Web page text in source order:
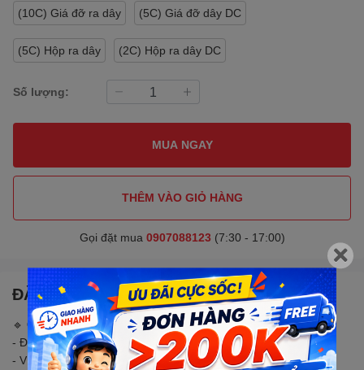
(10C) Giá đỡ ra dây (5C) Giá đỡ dây DC
(5C) Hộp ra dây (2C) Hộp ra dây DC
Số lượng:
MUA NGAY
THÊM VÀO GIỎ HÀNG
Gọi đặt mua 0907088123 (7:30 - 17:00)
ĐẶC ĐIỂM NỔI BẬT
🔹 CHÚ Ý
- Đơn vị tính theo cái 1C là 1 cái
- Ví dụ : Sản phẩm có ghi là (2C) 1 tức là sẽ bán 2 cái /1 gói